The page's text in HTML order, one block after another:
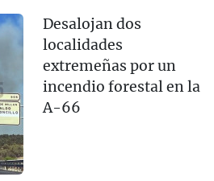
Desalojan dos
localidades
extremeñas por un
incendio forestal en la
A-66